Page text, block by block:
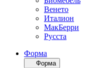
Венето
Италион
МакБерри
Русста
Форма
Форма